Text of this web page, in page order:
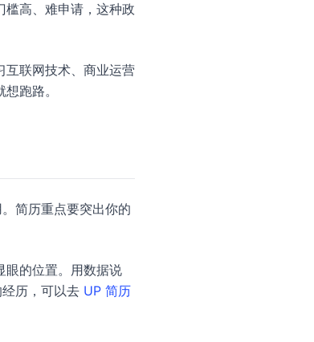
槛高、难申请，这种政
互联网技术、商业运营
跑路。
简历重点要突出你的
眼的位置。用数据说
历，可以去 UP 简历